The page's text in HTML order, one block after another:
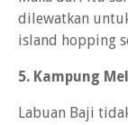
dilewatkan
island hopping
5. Kampung
Labuan Baji